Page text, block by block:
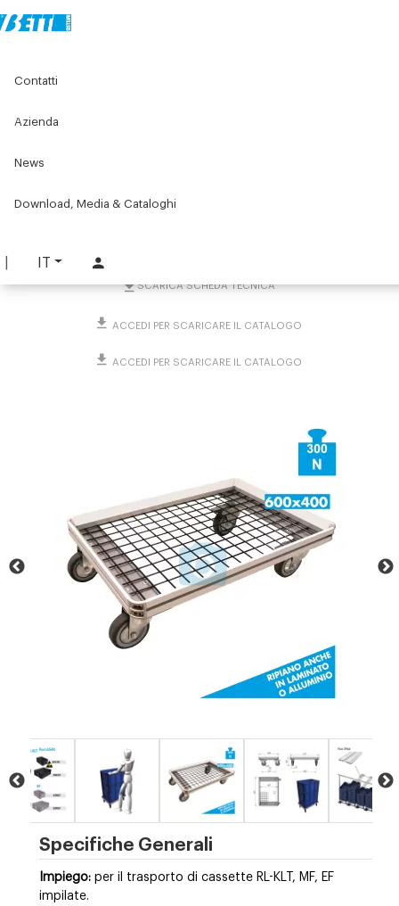
IT
Contatti
Azienda
News
Download, Media & Cataloghi
Carrelli industriali
Carrello porta contenitori
SCARICA SCHEDA TECNICA
ACCEDI PER SCARICARE IL CATALOGO
ACCEDI PER SCARICARE IL CATALOGO
Specifiche Generali
Impiego: per il trasporto di cassette RL-KLT, MF, EF
impilate.